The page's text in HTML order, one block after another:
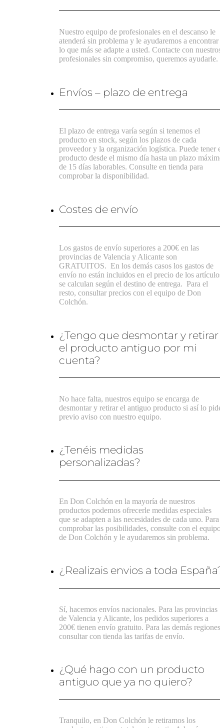
Nuestro equipo de profesionales en el descanso le
atenderá sin problema y le ayudaremos a encontrar
lo que más se adapte a usted. Contacte con nuestros
profesionales sin compromiso, queremos ayudarle.
Envíos – plazo de entrega
El plazo de entrega varía según si tenemos el
producto en stock, según los plazos de cada
proveedor y la organización logística. Puede tener el
producto desde el mismo día hasta un plazo máximo
de 15 días laborables. Consulte en tienda para
comprobar la disponibilidad.
Costes de envío
Los gastos de envío superiores a 200€ en las
provincias de Valencia y Alicante son
GRATUITOS.En los demás casos los gastos de
envío no están incluidos en el precio de los
se calculan según el destino de entrega.Para el
resto, consultar precios con el equipo de Don
Colchón.
¿Tengo que desmontar y retirar
el producto antiguo por mi
cuenta?
No hace falta, nuestros equipo se encarga de
desmontar y retirar el antiguo producto si así lo pide,
previo aviso con nuestro equipo.
¿Tenéis medidas
personalizadas?
En Don Colchón en la mayoría de nuestros
productos podemos ofrecerle medidas especiales
que se adapten a las necesidades de cada uno. Para
comprobar las posibilidades, consulte con el equipo
de Don Colchón y le ayudaremos sin problema.
¿Realizais envios a toda España?
Sí, hacemos envíos nacionales. Para las provincias
de Valencia y Alicante, los pedidos superiores a
200€ tienen envío gratuito. Para las demás regiones,
consultar con tienda las tarifas de envío.
¿Qué hago con un producto
antiguo que ya no quiero?
Tranquilo, en Don Colchón le retiramos los